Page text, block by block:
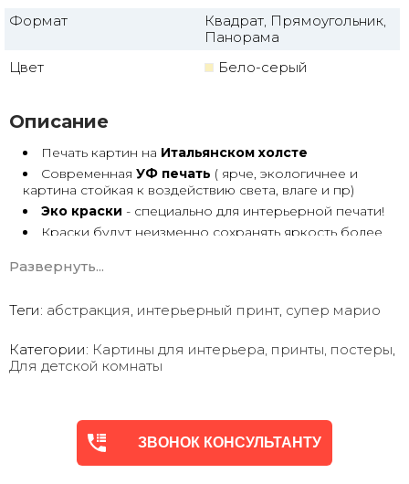
Формат
Квадрат, Прямоугольник,
Панорама
Цвет
Бело-серый
Описание
Печать картин на Итальянском холсте
Современная УФ печать ( ярче, экологичнее и
картина стойкая к воздействию света, влаге и пр)
Эко краски - специально для интерьерной печати!
Краски будут неизменно сохранять яркость более
Возможна
Поверх печатного изображения художник вручную
сделает обработку маслом/ акрилом некоторых
сэкономит вам стоимость, сравнимо с полностью
ручной работой - картиной маслом.
размеров
Картиныпечатаются для вас в день заказа.
Доставка к вам по всей Украине в течение 1-3 дн.
Развернуть...
Теги: абстракция, интерьерный принт, супер марио
Категории: Картины для интерьера, принты, постеры,
Для детской комнаты
ЗВОНОК КОНСУЛЬТАНТУ